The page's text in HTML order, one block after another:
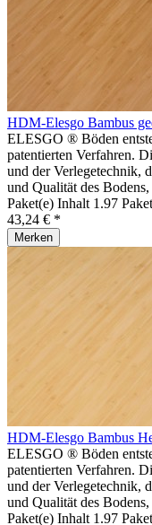
HDM-Elesgo Bambus
ELESGO ® Böden
patentierten Verfahren.
und der Verlegetechnik,
und Qualität des
Paket(e) Inhalt 1.97
43,24 € *
Merken
HDM-Elesgo Bambus
ELESGO ® Böden
patentierten Verfahren.
und der Verlegetechnik,
und Qualität des
Paket(e) Inhalt 1.97